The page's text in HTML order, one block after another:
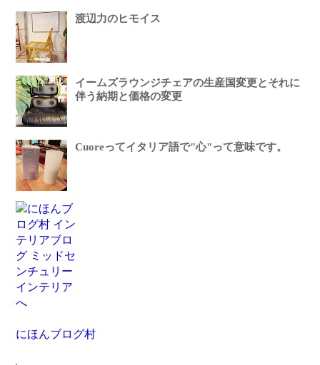
渡辺力のヒモイス
イームズラウンジチェアの生産国変更とそれに
伴う納期と価格の変更
Cuoreってイタリア語で"心"って意味です。
にほんブログ村